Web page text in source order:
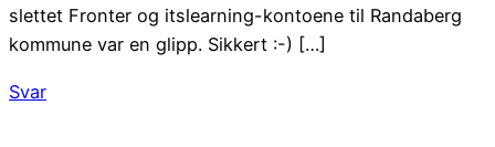
slettet Fronter og itslearning-kontoene til Randaberg
kommune var en glipp. Sikkert :-) […]
Svar